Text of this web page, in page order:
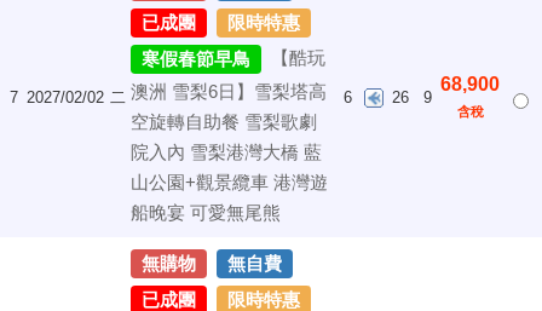
7 2027/02/02 二
已成團
限時特惠
寒假春節早鳥
【酷玩
澳洲 雪梨6日】雪梨塔高
空旋轉自助餐 雪梨歌劇
院入內 雪梨港灣大橋 藍
山公園+觀景纜車 港灣遊
船晚宴 可愛無尾熊
6 26 9
68,900
含稅
無購物
無自費
已成團
限時特惠